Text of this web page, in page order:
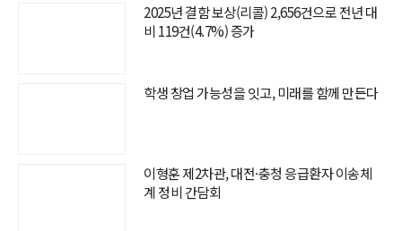
2025년 결함 보상(리콜) 2,656건으로 전년 대
비 119건(4.7%) 증가
학생 창업 가능성을 잇고, 미래를 함께 만든다
이형훈 제2차관, 대전·충청 응급환자 이송체
계 정비 간담회